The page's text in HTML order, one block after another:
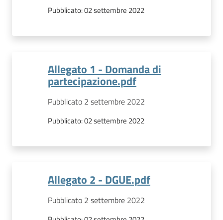
Pubblicato:02 settembre 2022
Allegato 1 - Domanda di
partecipazione.pdf
Pubblicato 2 settembre 2022
Pubblicato:02 settembre 2022
Allegato 2 - DGUE.pdf
Pubblicato 2 settembre 2022